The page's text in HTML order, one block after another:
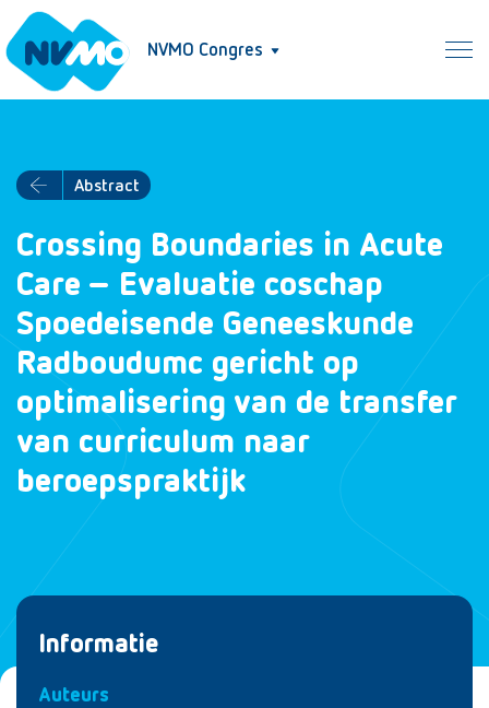
NVMO Congres
Abstract
Crossing Boundaries in Acute
Care – Evaluatie coschap
Spoedeisende Geneeskunde
Radboudumc gericht op
optimalisering van de transfer
van curriculum naar
beroepspraktijk
Informatie
Auteurs